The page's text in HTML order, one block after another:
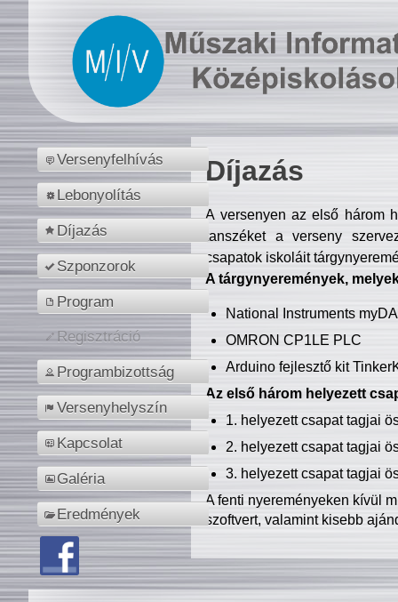
Versenyfelhívás
Lebonyolítás
Díjazás
Szponzorok
Program
Regisztráció
Programbizottság
Versenyhelyszín
Kapcsolat
Galéria
Eredmények
Díjazás
A versenyen az első három
tanszéket a verseny
csapatok iskoláit
A tárgynyeremények,
National Instruments
OMRON CP1LE PLC
Arduino fejlesztő kit
Az első három helyezett
1. helyezett csapat tagjai
2. helyezett csapat tagjai
3. helyezett csapat tagjai
A fenti nyereményeken kívül
szoftvert, valamint kisebb